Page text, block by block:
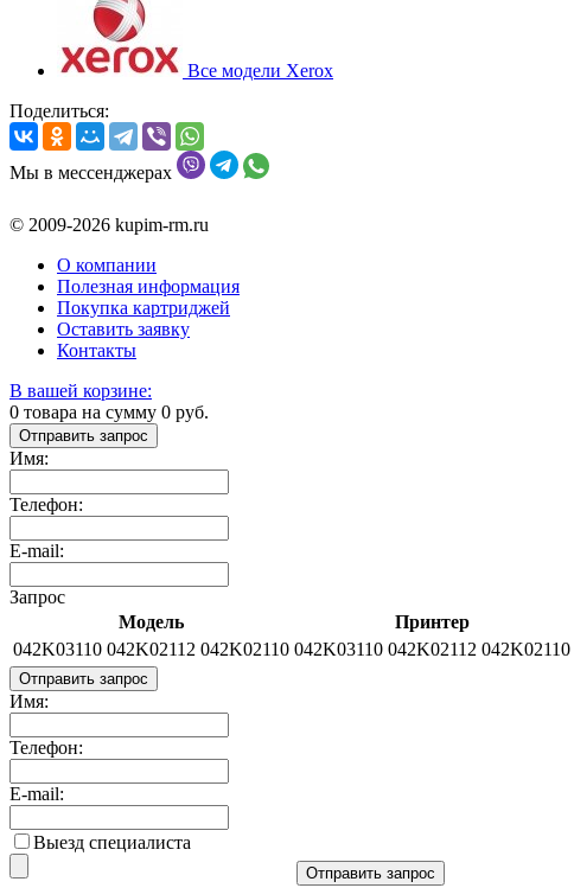
Все модели Xerox
Поделиться:
Мы в мессенджерах
© 2009-2026 kupim-rm.ru
О компании
Полезная информация
Покупка картриджей
Оставить заявку
Контакты
В вашей корзине:
0 товара на сумму 0 руб.
Отправить запрос
Имя:
Телефон:
E-mail:
Запрос
Модель
Принтер
042K03110 042K02112 042K02110 042K03110 042K02112 042K02110
Отправить запрос
Имя:
Телефон:
E-mail:
Выезд специалиста
Отправить запрос